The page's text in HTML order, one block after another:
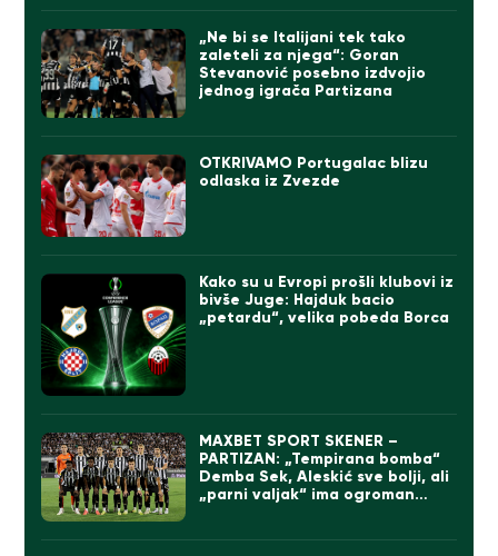
„Ne bi se Italijani tek tako
zaleteli za njega“: Goran
Stevanović posebno izdvojio
jednog igrača Partizana
OTKRIVAMO Portugalac blizu
odlaska iz Zvezde
Kako su u Evropi prošli klubovi iz
bivše Juge: Hajduk bacio
„petardu“, velika pobeda Borca
MAXBET SPORT SKENER –
PARTIZAN: „Tempirana bomba“
Demba Sek, Aleskić sve bolji, ali
„parni valjak“ ima ogroman